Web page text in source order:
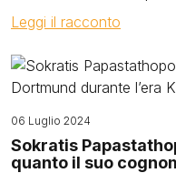
Leggi il racconto
Image
06 Luglio 2024
Sokratis
quanto il suo